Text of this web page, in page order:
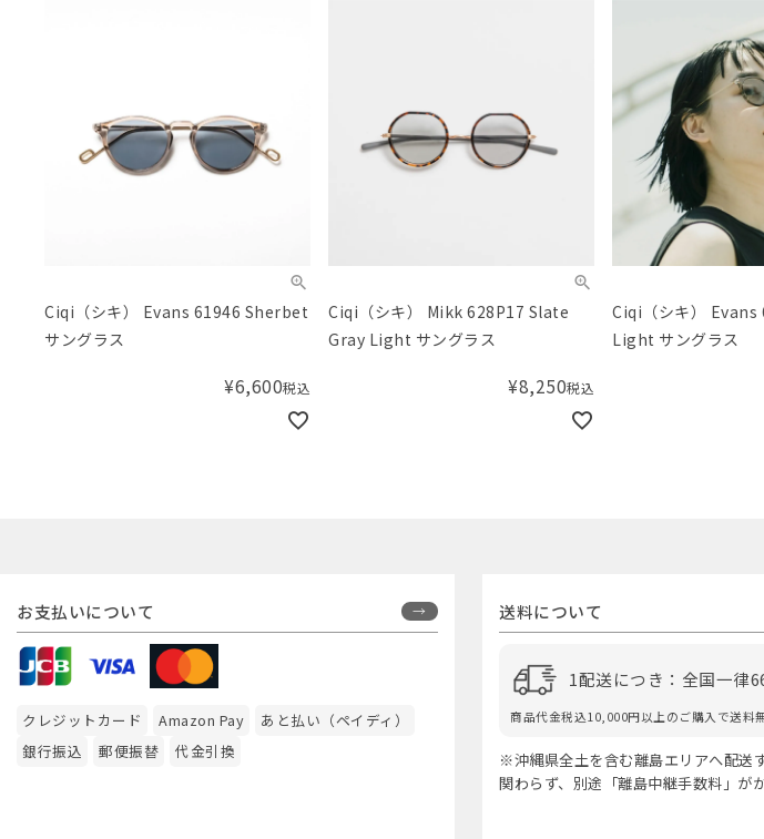
Ciqi（シキ） Evans 61946 Sherbet
サングラス
¥6,600税込
Ciqi（シキ） Mikk 628P17 Slate
Gray Light サングラス
¥8,250税込
Ciqi（シキ）
Light サングラス
お支払いについて
クレジットカード Amazon Pay
あと払い（ペイディ）
銀行振込
郵便振替 代金引換
送料について
1配送につき：全国一律
商品代金税込10,000円以上のご購入で送料
※沖縄県全土を含む離島エリアへ配送
関わらず、別途「離島中継手数料」がか